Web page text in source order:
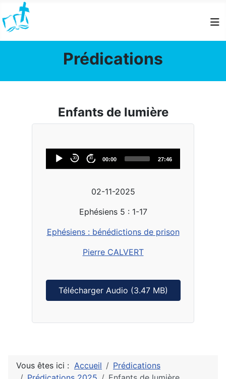
Prédications
Enfants de lumière
Lecteur
30 30 00:00 27:46
02-11-2025
Ephésiens 5 : 1-17
Ephésiens : bénédictions de prison
Pierre CALVERT
Télécharger Audio (3.47 MB)
Vous êtes ici : Accueil
Prédications
Panneau de gestion des cookies